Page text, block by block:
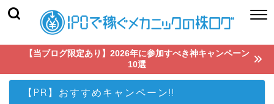
【当ブログ限定あり】2026年に参加すべき神キャンペーン
10選
【PR】おすすめキャンペーン!!